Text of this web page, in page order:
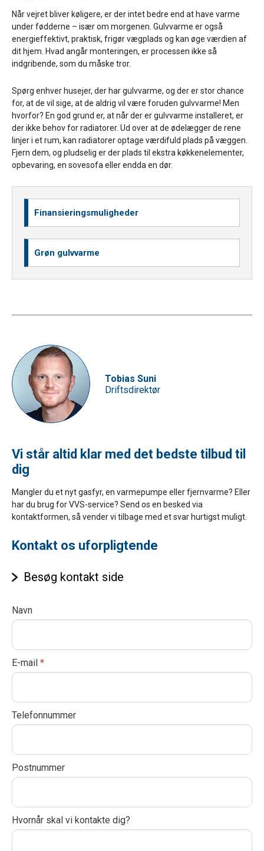
Når vejret bliver køligere, er der intet bedre end at have varme
under fødderne – især om morgenen. Gulvvarme er også
energieffektivt, praktisk, frigør vægplads og kan øge værdien af
dit hjem. Hvad angår monteringen, er processen ikke så
indgribende, som du måske tror.
Spørg enhver husejer, der har gulvvarme, og der er stor chance
for, at de vil sige, at de aldrig vil være foruden gulvvarme! Men
hvorfor? En god grund er, at når der er gulvvarme installeret, er
der ikke behov for radiatorer. Ud over at de ødelægger de rene
linjer i et rum, kan radiatorer optage værdifuld plads på væggen.
Fjern dem, og pludselig er der plads til ekstra køkkenelementer,
opbevaring, en sovesofa eller endda en dør.
Finansieringsmuligheder
Grøn gulvvarme
Tobias Suni
Driftsdirektør
Vi står altid klar med det bedste tilbud til
dig
Mangler du et nyt gasfyr, en varmepumpe eller fjernvarme? Eller
har du brug for VVS-service? Send os en besked via
kontaktformen, så vender vi tilbage med et svar hurtigst muligt.
Kontakt os uforpligtende
Besøg kontakt side
Kontakt
os
Navn
E-mail *
Telefonnummer
Postnummer
Hvornår skal vi kontakte dig?
I
o
u
e
u
m
,